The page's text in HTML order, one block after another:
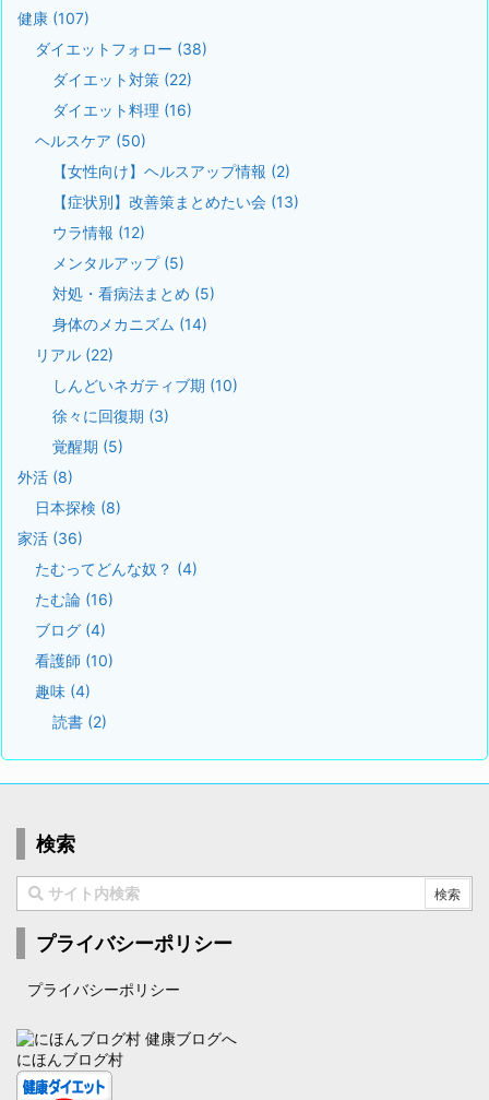
健康 (107)
ダイエットフォロー (38)
ダイエット対策 (22)
ダイエット料理 (16)
ヘルスケア (50)
【女性向け】ヘルスアップ情報 (2)
【症状別】改善策まとめたい会 (13)
ウラ情報 (12)
メンタルアップ (5)
対処・看病法まとめ (5)
身体のメカニズム (14)
リアル (22)
しんどいネガティブ期 (10)
徐々に回復期 (3)
覚醒期 (5)
外活 (8)
日本探検 (8)
家活 (36)
たむってどんな奴？ (4)
たむ論 (16)
ブログ (4)
看護師 (10)
趣味 (4)
読書 (2)
検索
プライバシーポリシー
プライバシーポリシー
にほんブログ村